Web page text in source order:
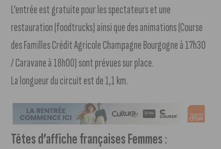
L’entrée est gratuite pour les spectateurs et une
restauration (foodtrucks) ainsi que des animations (Course
des Familles Crédit Agricole Champagne Bourgogne à 17h30
/ Caravane à 18h00) sont prévues sur place.
La longueur du circuit est de 1,1 km.
Têtes d’affiche françaises Femmes: